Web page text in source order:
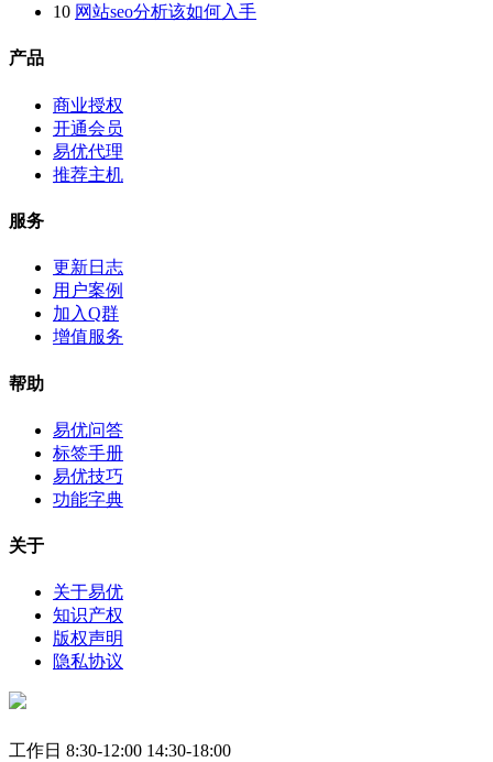
10 网站seo分析该如何入手
产品
商业授权
开通会员
易优代理
推荐主机
服务
更新日志
用户案例
加入Q群
增值服务
帮助
易优问答
标签手册
易优技巧
功能字典
关于
关于易优
知识产权
版权声明
隐私协议
工作日 8:30-12:00 14:30-18:00